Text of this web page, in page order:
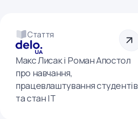
Стаття
Макс Лисак і Роман Апостол
про навчання,
працевлаштування студентів
та стан ІТ